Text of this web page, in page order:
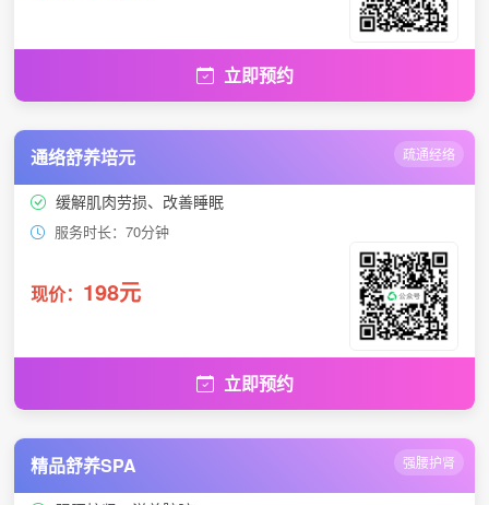
立即预约
通络舒养培元 疏通经络
缓解肌肉劳损、改善睡眠
服务时长：70分钟
现价： 198元
立即预约
精品舒养SPA 强腰护肾